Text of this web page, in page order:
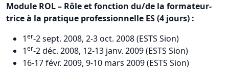
Module ROL – Rôle et fonction du/de la formateur-
trice à la pratique professionnelle ES (4 jours) :
1er-2 sept. 2008, 2-3 oct. 2008 (ESTS Sion)
1er-2 déc. 2008, 12-13 janv. 2009 (ESTS Sion)
16-17 févr. 2009, 9-10 mars 2009 (ESTS Sion)